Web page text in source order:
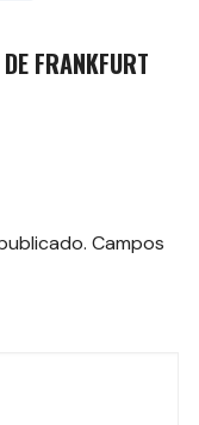
FRANKFURT
Campos